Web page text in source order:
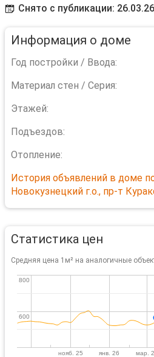
Снято с публикации:
Информация о доме
Год постройки / Ввода:
Материал стен / Серия:
Этажей:
Подъездов:
Отопление:
История объявлений в доме
Новокузнецкий г.о., пр-т
Статистика цен
Средняя цена 1м² на аналогичные
нояб. 25 янв. 26 мар.
600
600
800
800